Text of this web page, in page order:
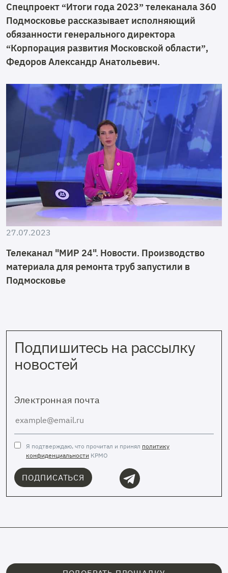
Спецпроект “Итоги года 2023” телеканала 360
Подмосковье рассказывает исполняющий
обязанности генерального директора
“Корпорация развития Московской области”,
Федоров Александр Анатольевич.
27.07.2023
Телеканал "МИР 24". Новости. Производство
материала для ремонта труб запустили в
Подмосковье
Подпишитесь на рассылку
новостей
Электронная почта
Я подтверждаю, что прочитал и принял политику
конфиденциальности КРМО
ПОДПИСАТЬСЯ